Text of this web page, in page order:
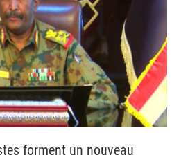
forment un nouveau